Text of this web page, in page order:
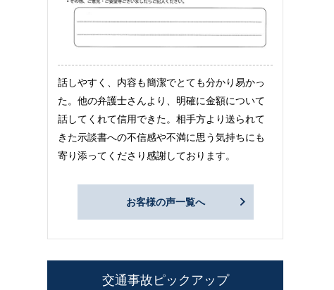
話しやすく、内容も簡潔でとても分かり易かっ
た。他の弁護士さんより、明確に金額について
話してくれて信用できた。相手方より送られて
きた示談書への不信感や不満に思う気持ちにも
寄り添ってくださり感謝しております。
お客様の声一覧へ
交通事故ピックアップ